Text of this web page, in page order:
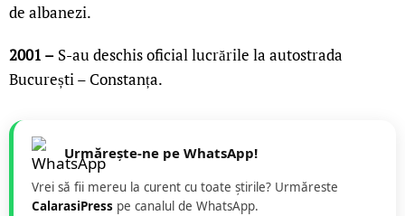
de albanezi.
2001 – S-au deschis oficial lucrările la autostrada
București – Constanța.
Urmărește-ne pe WhatsApp!
Vrei să fii mereu la curent cu toate știrile? Urmăreste
CalarasiPress pe canalul de WhatsApp.